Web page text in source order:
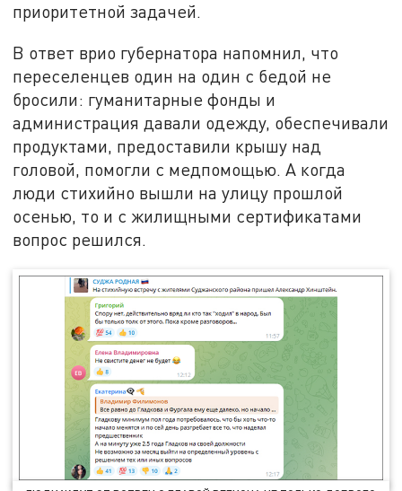
приоритетной задачей.
В ответ врио губернатора напомнил, что
переселенцев один на один с бедой не
бросили: гуманитарные фонды и
администрация давали одежду, обеспечивали
продуктами, предоставили крышу над
головой, помогли с медпомощью. А когда
люди стихийно вышли на улицу прошлой
осенью, то и с жилищными сертификатами
вопрос решился.